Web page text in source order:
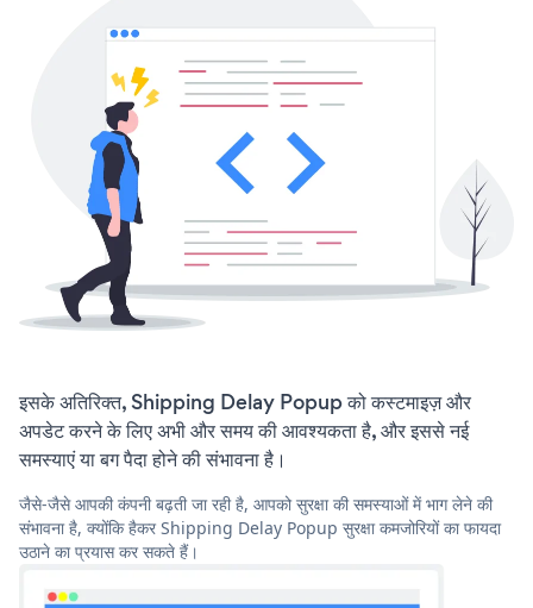
इसके अतिरिक्त, Shipping Delay Popup को कस्टमाइज़ और
अपडेट करने के लिए अभी और समय की आवश्यकता है, और इससे नई
समस्याएं या बग पैदा होने की संभावना है।
जैसे-जैसे आपकी कंपनी बढ़ती जा रही है, आपको सुरक्षा की समस्याओं में भाग लेने की
संभावना है, क्योंकि हैकर Shipping Delay Popup सुरक्षा कमजोरियों का फायदा
उठाने का प्रयास कर सकते हैं।